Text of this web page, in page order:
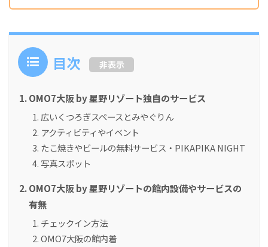
目次 非表示
OMO7大阪 by 星野リゾート独自のサービス
広いくつろぎスペースとみやぐりん
アクティビティやイベント
たこ焼きやビールの無料サービス・PIKAPIKA NIGHT
写真スポット
OMO7大阪 by 星野リゾートの館内設備やサービスの
有無
チェックイン方法
OMO7大阪の館内着